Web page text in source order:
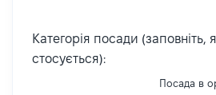
Категорія посади (заповніть,
стосується):
Посада в